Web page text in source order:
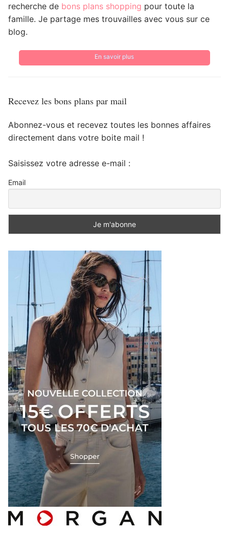
recherche de bons plans shopping pour toute la
famille. Je partage mes trouvailles avec vous sur ce
blog.
En savoir plus
Recevez les bons plans par mail
Abonnez-vous et recevez toutes les bonnes affaires
directement dans votre boite mail !
Saisissez votre adresse e-mail :
Email